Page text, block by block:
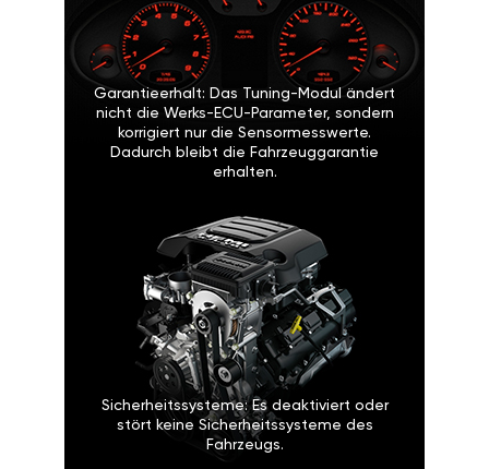
Garantieerhalt: Das Tuning-Modul ändert
nicht die Werks-ECU-Parameter, sondern
korrigiert nur die Sensormesswerte.
Dadurch bleibt die Fahrzeuggarantie
erhalten.
Sicherheitssysteme: Es deaktiviert oder
stört keine Sicherheitssysteme des
Fahrzeugs.